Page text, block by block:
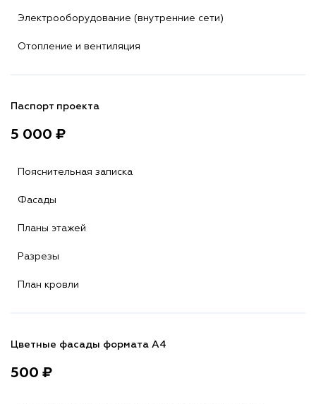
Электрооборудование (внутренние сети)
Отопление и вентиляция
Паспорт проекта
5 000 ₽
Пояснительная записка
Фасады
Планы этажей
Разрезы
План кровли
Цветные фасады формата А4
500 ₽